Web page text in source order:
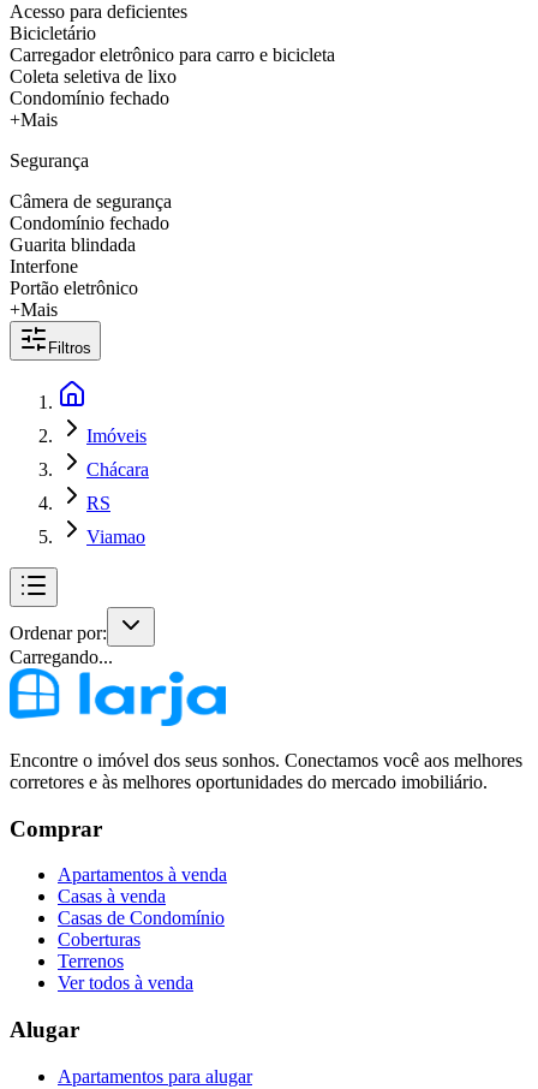
Acesso para deficientes
Bicicletário
Carregador eletrônico para carro e bicicleta
Coleta seletiva de lixo
Condomínio fechado
+Mais
Segurança
Câmera de segurança
Condomínio fechado
Guarita blindada
Interfone
Portão eletrônico
+Mais
Filtros
Imóveis
Chácara
RS
Viamao
Ordenar por:
Carregando...
Encontre o imóvel dos seus sonhos. Conectamos você aos melhores
corretores e às melhores oportunidades do mercado imobiliário.
Comprar
Apartamentos à venda
Casas à venda
Casas de Condomínio
Coberturas
Terrenos
Ver todos à venda
Alugar
Apartamentos para alugar